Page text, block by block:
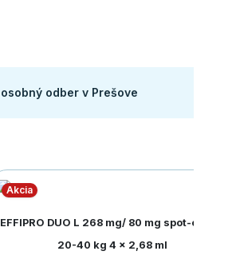
osobný odber v Prešove
Akcia
EFFIPRO DUO L 268 mg/ 80 mg spot-on psy
20-40 kg 4 x 2,68 ml